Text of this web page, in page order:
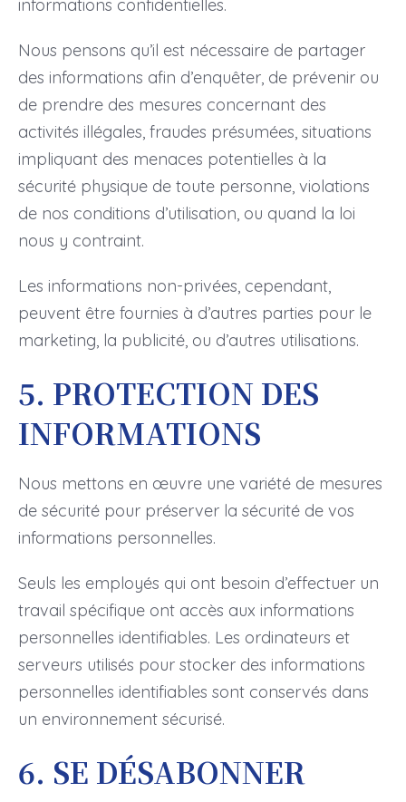
informations confidentielles.
Nous pensons qu’il est nécessaire de partager
des informations afin d’enquêter, de prévenir ou
de prendre des mesures concernant des
activités illégales, fraudes présumées, situations
impliquant des menaces potentielles à la
sécurité physique de toute personne, violations
de nos conditions d’utilisation, ou quand la loi
nous y contraint.
Les informations non-privées, cependant,
peuvent être fournies à d’autres parties pour le
marketing, la publicité, ou d’autres utilisations.
5. PROTECTION DES
INFORMATIONS
Nous mettons en œuvre une variété de mesures
de sécurité pour préserver la sécurité de vos
informations personnelles.
Seuls les employés qui ont besoin d’effectuer un
travail spécifique ont accès aux informations
personnelles identifiables. Les ordinateurs et
serveurs utilisés pour stocker des informations
personnelles identifiables sont conservés dans
un environnement sécurisé.
6. SE DÉSABONNER